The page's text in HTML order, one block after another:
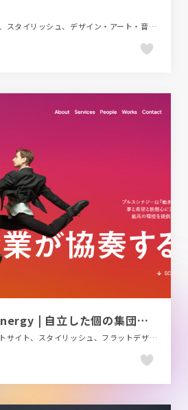
ギャラリー風、シンプル、スタイリッシュ、デザイン・アート・音楽・文芸、ナチュラル、フラットデザイン、ホワイト系、ポートフォリオ、大きめ写真
株式会社Plus Synergy | 自立した個の集団と企業の協奏を
オレンジ系、コーポレートサイト、スタイリッシュ、フラットデザイン、大きめ写真、金融・法律・人材・専門職